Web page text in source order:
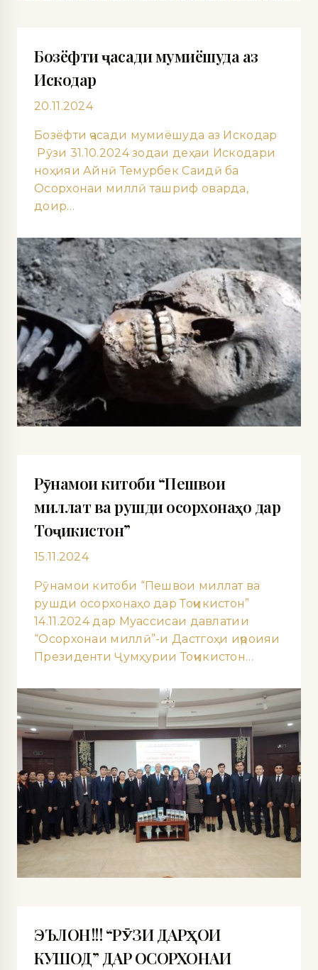
Бозёфти ҷасади мумиёшуда аз
Искодар
20.11.2024
Бозёфти ҷасади мумиёшуда аз Искодар
Рӯзи 31.10.2024 зодаи деҳаи Искодари
ноҳияи Айнӣ Темурбек Саидӣ ба
Осорхонаи миллӣ ташриф оварда,
доир…
Рӯнамои китоби “Пешвои
миллат ва рушди осорхонаҳо дар
Тоҷикистон”
15.11.2024
Рӯнамои китоби “Пешвои миллат ва
рушди осорхонаҳо дар Тоҷикистон”
14.11.2024 дар Муассисаи давлатии
“Осорхонаи миллӣ”-и Дастгоҳи иҷроияи
Президенти Ҷумҳурии Тоҷикистон…
ЭЪЛОН!!! “РӮЗИ ДАРҲОИ
КУШОД” ДАР ОСОРХОНАИ